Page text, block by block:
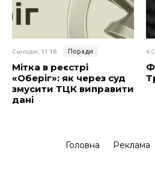
Сьогодні, 11:18 Поради
Мітка в реєстрі
«Оберіг»: як через суд
змусити ТЦК виправити
дані
6
Головна Реклама